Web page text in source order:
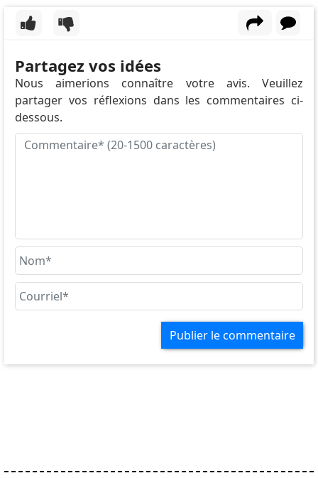
Partagez vos idées
Nous aimerions connaître votre avis. Veuillez
partager vos réflexions dans les commentaires ci-
dessous.
Publier le commentaire